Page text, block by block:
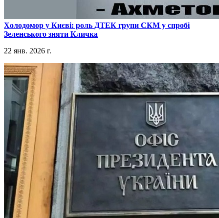
​Холодомор у Києві: роль ДТЕК групи СКМ у спробі
Зеленського зняти Кличка
22 янв. 2026 г.